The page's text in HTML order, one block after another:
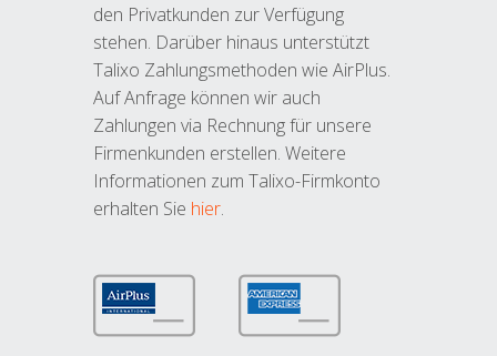
den Privatkunden zur Verfügung
stehen. Darüber hinaus unterstützt
Talixo Zahlungsmethoden wie AirPlus.
Auf Anfrage können wir auch
Zahlungen via Rechnung für unsere
Firmenkunden erstellen. Weitere
Informationen zum Talixo-Firmkonto
erhalten Sie hier.